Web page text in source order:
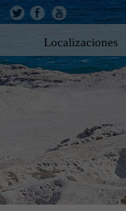
Localizaciones